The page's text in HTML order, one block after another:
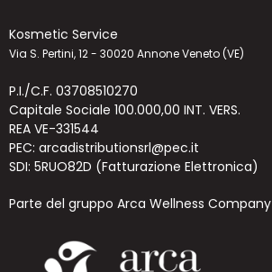
Kosmetic Service
Via S. Pertini, 12 - 30020 Annone Veneto (VE)
P.I./C.F. 03708510270
Capitale Sociale 100.000,00 INT. VERS.
REA VE-331544
PEC: arcadistributionsrl@pec.it
SDI: 5RUO82D (Fatturazione Elettronica)
Parte del gruppo Arca Wellness Company